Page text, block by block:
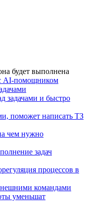
будет выполнена
AI-помощником
задачами и быстро
поможет написать ТЗ
чем нужно
задач
процессов в
командами
уменьшат